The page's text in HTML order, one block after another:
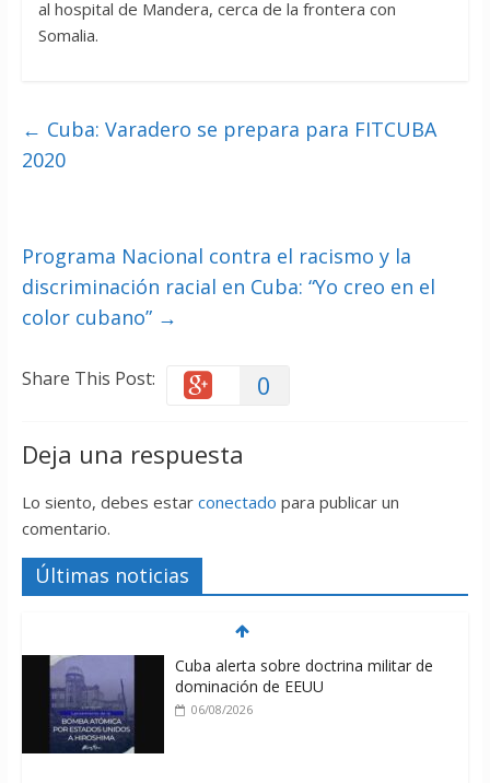
al hospital de Mandera, cerca de la frontera con
Somalia.
← Cuba: Varadero se prepara para FITCUBA
2020
Programa Nacional contra el racismo y la
discriminación racial en Cuba: “Yo creo en el
color cubano” →
Share This Post: 0
Deja una respuesta
Lo siento, debes estar conectado para publicar un
comentario.
Últimas noticias
Cuba alerta sobre doctrina militar de
dominación de EEUU
06/08/2026